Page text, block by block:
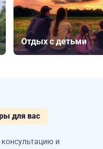
Отдых с детьми
для вас
консультацию и